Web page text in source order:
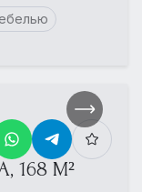
168 М²